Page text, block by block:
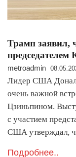
Трамп заявил,
председателем
metroadmin
Лидер США
очень важной
Цзиньпином.
с участием
США утверждал,
Подробнее..